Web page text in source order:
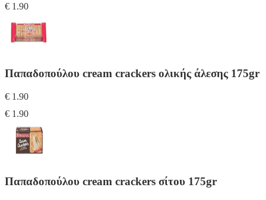
€ 1.90
Παπαδοπούλου cream crackers ολικής άλεσης 175gr
€ 1.90
€ 1.90
Παπαδοπούλου cream crackers σίτου 175gr